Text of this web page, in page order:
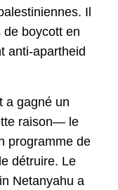
Il
de boycott en
anti-apartheid
a gagné un
raison— le
programme de
détruire. Le
Netanyahu a